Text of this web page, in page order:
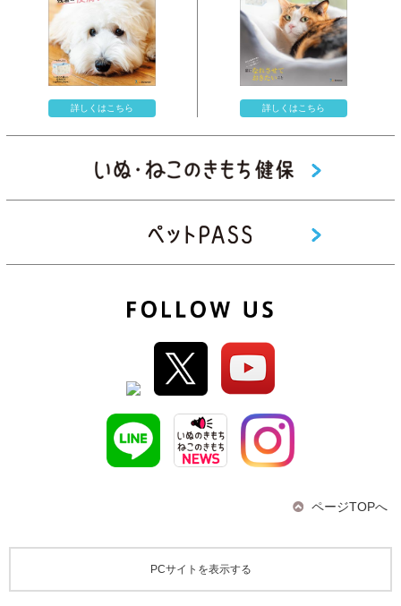
詳しくはこちら 詳しくはこちら
ページTOPへ
PCサイトを表示する